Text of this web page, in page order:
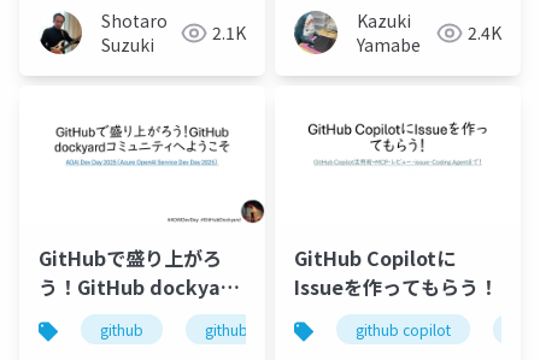
Shotaro
Suzuki
2.1K
Kazuki
Yamabe
2.4K
GitHubで盛り上がろ
う！GitHub dockyard
コミュニティへようこ
そ
github github dockyard github copilot
GitHub Copilotに
Issueを作ってもらう！
github copilot